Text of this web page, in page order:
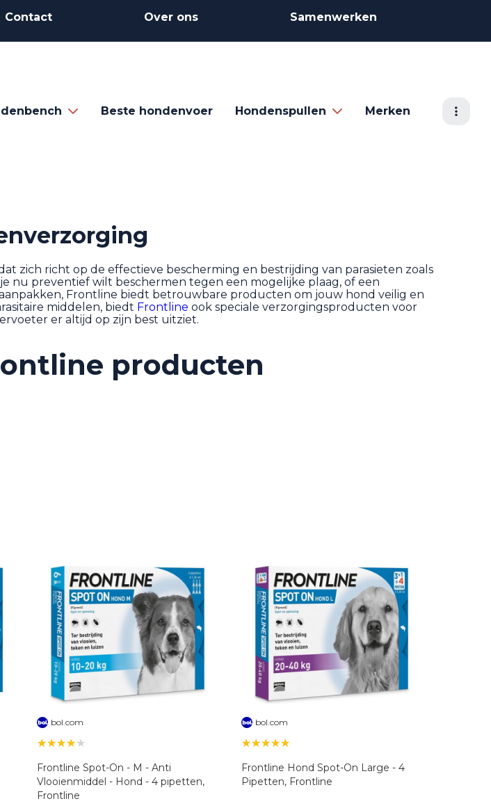
Contact Over ons Samenwerken
Beste hondenvoer Hondenspullen Merken
zich richt op de effectieve bescherming en bestrijding van parasieten zoals
nu preventief wilt beschermen tegen een mogelijke plaag, of een
Frontline biedt betrouwbare producten om jouw hond veilig en
middelen, biedt Frontline ook speciale verzorgingsproducten voor
er altijd op zijn best uitziet.
producten
bol.com
★★★★★
Frontline Spot-On - M - Anti
Vlooienmiddel - Hond - 4 pipetten,
Frontline
bol.com
★★★★★
Frontline Hond Spot-On Large - 4
Pipetten, Frontline